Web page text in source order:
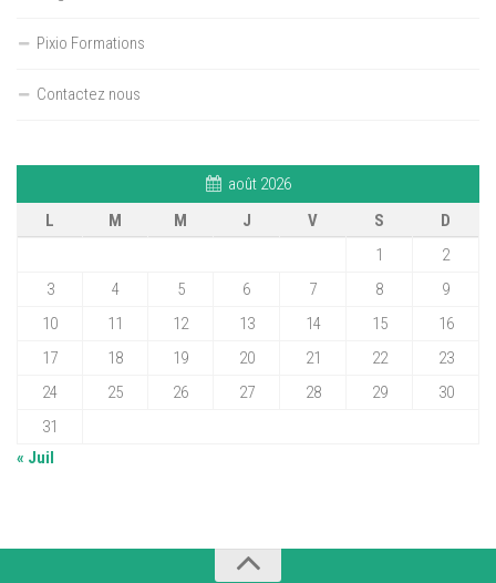
Pixio Formations
Contactez nous
août 2026
L
M M J V S
D
1
2
3
4 5 6 7 8
9
10
11 12 13 14 15
16
17
18 19 20 21 22
23
24
25 26 27 28 29
30
31
« Juil